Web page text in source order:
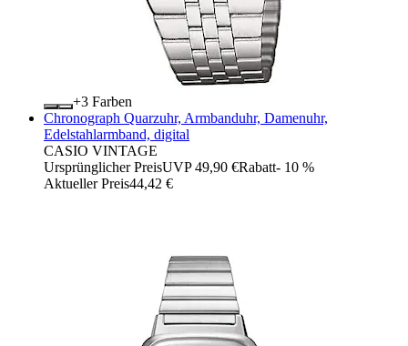
+
Farben
Chronograph Quarzuhr, Armbanduhr, Damenuhr,
Edelstahlarmband, digital
CASIO VINTAGE
Ursprünglicher PreisUVP 49,90 €Rabatt- 10 %
Aktueller Preis44,42 €